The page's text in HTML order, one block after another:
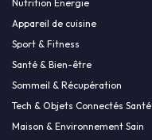
Nutrition Énergie
Appareil de cuisine
Sport & Fitness
Santé & Bien-être
Sommeil & Récupération
Tech & Objets Connectés Santé
Maison & Environnement Sain